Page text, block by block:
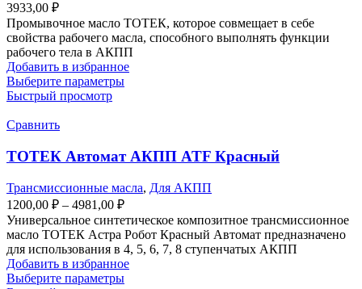
3933,00 ₽
Промывочное масло ТОТЕК, которое совмещает в себе
свойства рабочего масла, способного выполнять функции
рабочего тела в АКПП
Добавить в избранное
Выберите параметры
Быстрый просмотр
Сравнить
ТОТЕК Автомат АКПП ATF Красный
Трансмиссионные масла, Для АКПП
1200,00 ₽ – 4981,00 ₽
Универсальное синтетическое композитное трансмиссионное
масло ТОТЕК Астра Робот Красный Автомат предназначено
для использования в 4, 5, 6, 7, 8 ступенчатых АКПП
Добавить в избранное
Выберите параметры